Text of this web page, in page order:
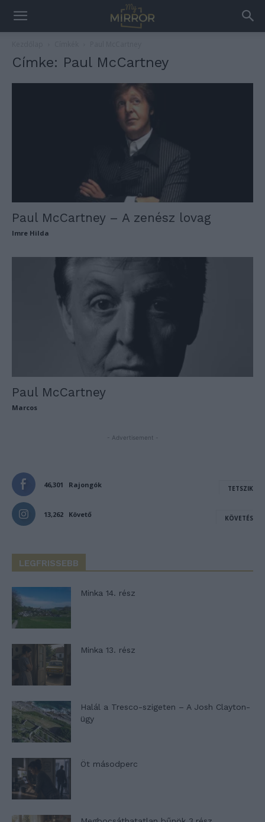
Címke: Paul McCartney
Paul McCartney – A zenész lovag
Imre Hilda
Paul McCartney
Marcos
- Advertisement -
46,301 Rajongók TETSZIK
13,262 Követő KÖVETÉS
LEGFRISSEBB
Minka 14. rész
Minka 13. rész
Halál a Tresco-szigeten – A Josh Clayton-
ügy
Öt másodperc